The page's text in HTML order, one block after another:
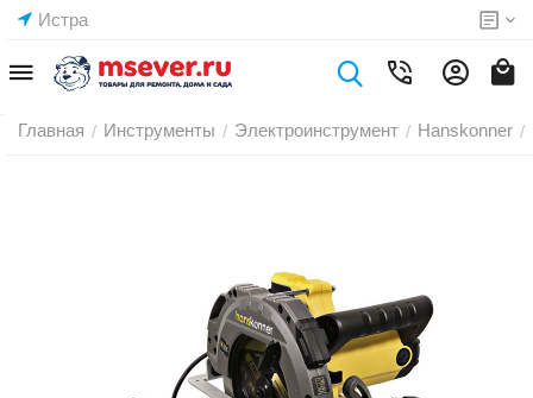
Истра
Главная / Инструменты / Электроинструмент / Hanskonner /